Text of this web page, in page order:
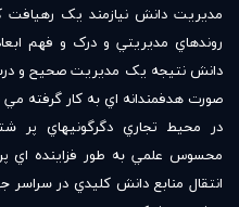
مديريت دانش نيازمند يک
روندهاي مديريتي و درک و فهم
دانش نتيجه يک مديريت صحيح و
صورت هدفمندانه اي به کار گرفته
در محيط تجاري دگرگونيهاي پر
محسوس علمي به طور فزاينده اي
انتقال منابع دانش کليدي در